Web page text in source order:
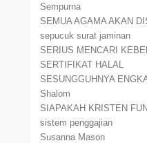
Sempurna
SEMUA AGAMA AKAN
sepucuk surat jaminan
SERIUS MENCARI
SERTIFIKAT HALAL
SESUNGGUHNYA
Shalom
SIAPAKAH KRISTEN
sistem penggajian
Susanna Mason